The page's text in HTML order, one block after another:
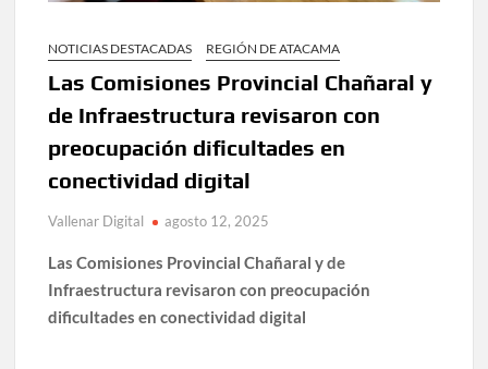
NOTICIAS DESTACADAS REGIÓN DE ATACAMA
Las Comisiones Provincial Chañaral y
de Infraestructura revisaron con
preocupación dificultades en
conectividad digital
Vallenar Digital agosto 12, 2025
Las Comisiones Provincial Chañaral y de
Infraestructura revisaron con preocupación
dificultades en conectividad digital